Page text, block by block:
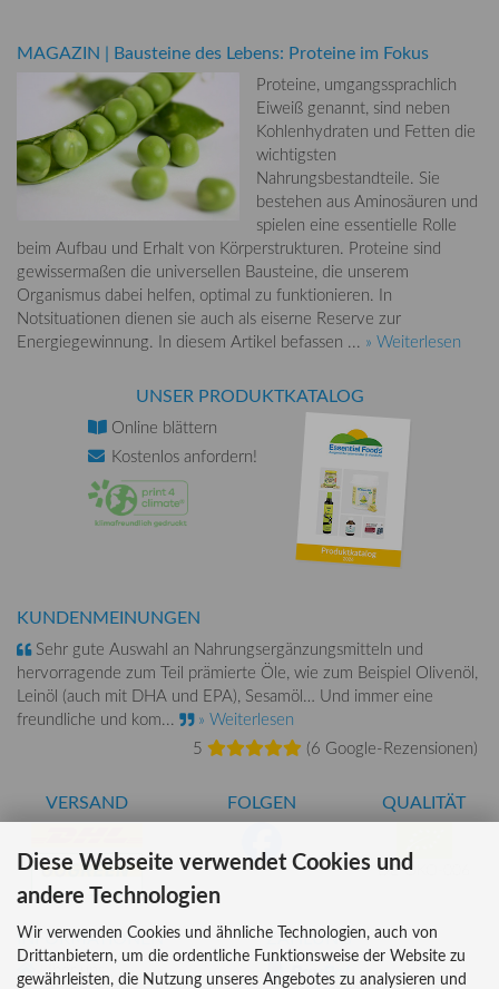
MAGAZIN | Bausteine des Lebens: Proteine im Fokus
Proteine, umgangssprachlich
Eiweiß genannt, sind neben
Kohlenhydraten und Fetten die
wichtigsten
Nahrungsbestandteile. Sie
bestehen aus Aminosäuren und
spielen eine essentielle Rolle
beim Aufbau und Erhalt von Körperstrukturen. Proteine sind
gewissermaßen die universellen Bausteine, die unserem
Organismus dabei helfen, optimal zu funktionieren. In
Notsituationen dienen sie auch als eiserne Reserve zur
Energiegewinnung. In diesem Artikel befassen ... » Weiterlesen
UNSER PRODUKTKATALOG
Online blättern
Kostenlos anfordern!
KUNDENMEINUNGEN
Sehr gute Auswahl an Nahrungsergänzungsmitteln und
hervorragende zum Teil prämierte Öle, wie zum Beispiel Olivenöl,
Leinöl (auch mit DHA und EPA), Sesamöl… Und immer eine
freundliche und kom...
» Weiterlesen
5
(6 Google-Rezensionen)
VERSAND FOLGEN QUALITÄT
DE-ÖKO-006
INFORMATIONEN
Über uns
ZAHLUNG
Diese Webseite verwendet Cookies und
andere Technologien
Wir verwenden Cookies und ähnliche Technologien, auch von
Drittanbietern, um die ordentliche Funktionsweise der Website zu
gewährleisten, die Nutzung unseres Angebotes zu analysieren und